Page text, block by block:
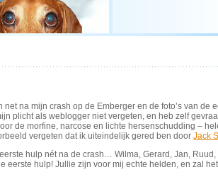
na mijn crash op de Emberger en de foto’s van de
plicht als weblogger niet vergeten, en heb zelf
de morfine, narcose en lichte hersenschudding –
vergeten dat ik uiteindelijk gered ben door Jack
hulp nét na de crash… Wilma, Gerard, Jan,
eerste hulp! Jullie zijn voor mij echte helden, en zal